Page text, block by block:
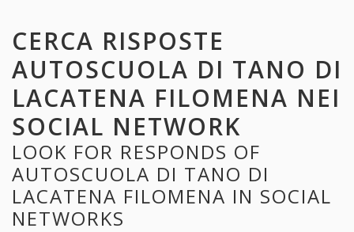
CERCA RISPOSTE
AUTOSCUOLA DI TANO DI
LACATENA FILOMENA NEI
SOCIAL NETWORK
LOOK FOR RESPONDS OF
AUTOSCUOLA DI TANO DI
LACATENA FILOMENA IN SOCIAL
NETWORKS